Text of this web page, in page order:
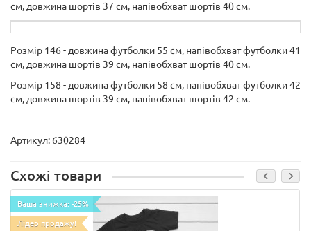
см, довжина шортів 37 см, напівобхват шортів 40 см.
Розмір 146 - довжина футболки 55 см, напівобхват футболки 41
см, довжина шортів 39 см, напівобхват шортів 40 см.
Розмір 158 - довжина футболки 58 см, напівобхват футболки 42
см, довжина шортів 39 см, напівобхват шортів 42 см.
Артикул: 630284
Схожі товари
Ваша знижка: -25%
Лідер продажу!